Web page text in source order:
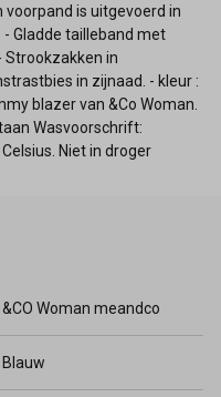
voorpand is uitgevoerd in
Gladde tailleband met
Strookzakken in
in zijnaad. - kleur :
blazer van &Co Woman.
Wasvoorschrift:
Niet in droger
&CO Woman meandco
Blauw